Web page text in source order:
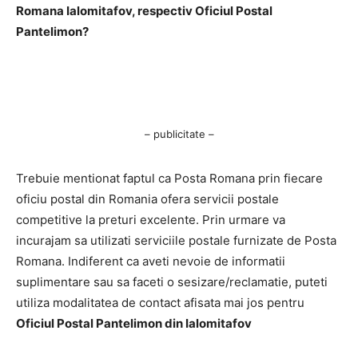
Romana Ialomitafov, respectiv Oficiul Postal
Pantelimon?
– publicitate –
Trebuie mentionat faptul ca Posta Romana prin fiecare
oficiu postal din Romania ofera servicii postale
competitive la preturi excelente. Prin urmare va
incurajam sa utilizati serviciile postale furnizate de Posta
Romana. Indiferent ca aveti nevoie de informatii
suplimentare sau sa faceti o sesizare/reclamatie, puteti
utiliza modalitatea de contact afisata mai jos pentru
Oficiul Postal Pantelimon din Ialomitafov